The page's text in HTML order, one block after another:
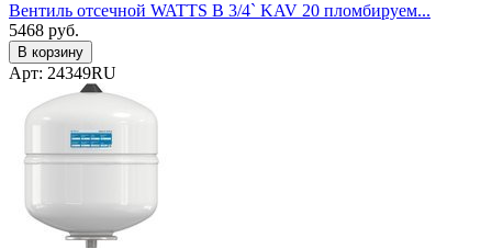
Вентиль отсечной WATTS В 3/4` KAV 20 пломбируем...
5468 руб.
В корзину
Арт: 24349RU